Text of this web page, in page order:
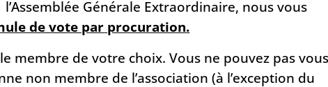
Générale Extraordinaire, nous vous
de vote par procuration.
membre de votre choix. Vous ne pouvez pas
non membre de l’association (à l’exception du